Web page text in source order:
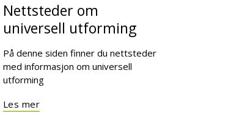
Nettsteder om
universell utforming
På denne siden finner du nettsteder
med informasjon om universell
utforming
Les mer